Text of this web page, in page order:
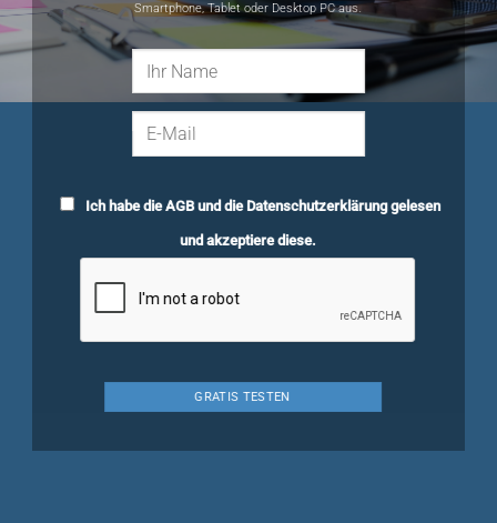
Smartphone, Tablet oder Desktop PC aus.
Ich habe dieAGBund die Datenschutzerklärunggelesen
und akzeptiere diese.